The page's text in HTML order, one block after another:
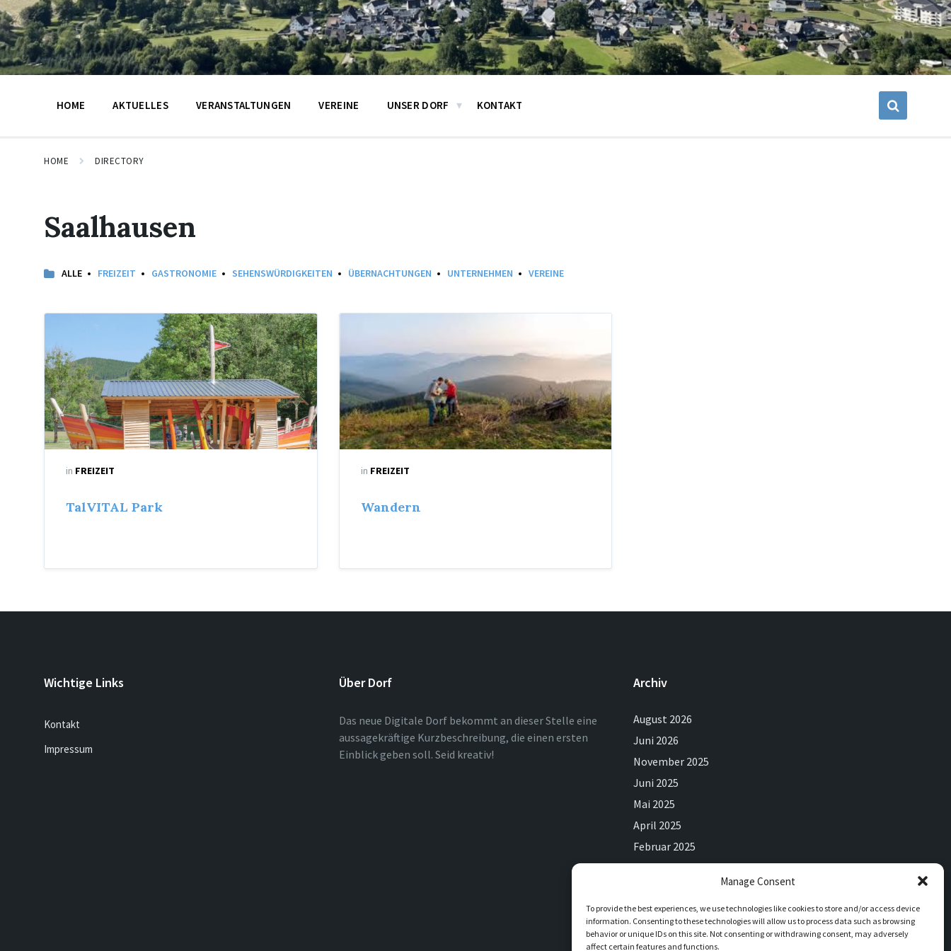
Manage Consent
To provide the best experiences, we use technologies like cookies to store and/or access device
information. Consenting to these technologies will allow us to process data such as browsing
behavior or unique IDs on this site. Not consenting or withdrawing consent, may adversely
affect certain features and functions.
HOME AKTUELLES VERANSTALTUNGEN VEREINE UNSER DORF KONTAKT
HOME DIRECTORY
Saalhausen
ALLE FREIZEIT GASTRONOMIE SEHENSWÜRDIGKEITEN ÜBERNACHTUNGEN UNTERNEHMEN VEREINE
in FREIZEIT
TalVITAL Park
in FREIZEIT
Wandern
Wichtige Links
Kontakt
Impressum
Über Dorf
Das neue Digitale Dorf bekommt an dieser Stelle eine
aussagekräftige Kurzbeschreibung, die einen ersten
Einblick geben soll. Seid kreativ!
Archiv
August 2026
Juni 2026
November 2025
Juni 2025
Mai 2025
April 2025
Februar 2025
Dezember 2024
Juli 2024
Juni 2024